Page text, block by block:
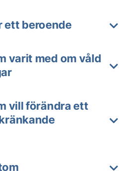
ett beroende
varit med om våld
vill förändra ett